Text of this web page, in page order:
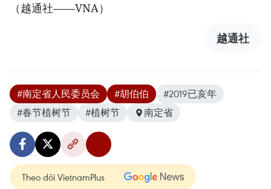
（越通社——VNA）
越通社
#南定省人民委员会 #胡伯伯
#2019已亥年
#春节植树节
#植树节 南定省
Theo dõi VietnamPlus